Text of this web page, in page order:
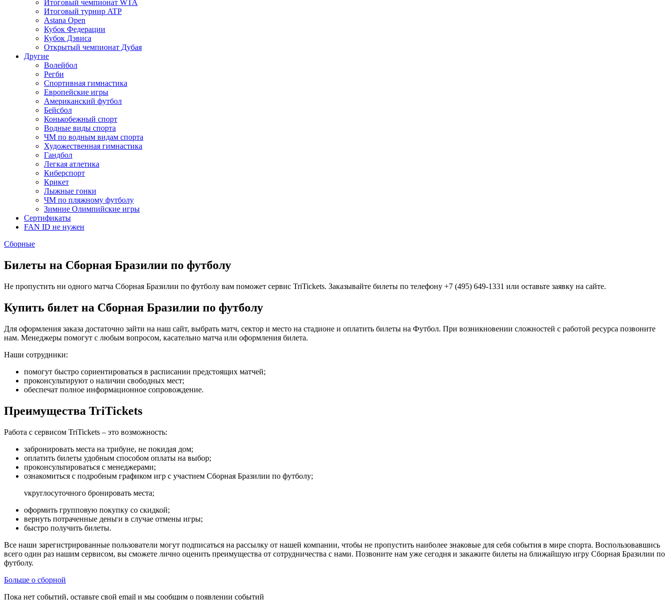
Итоговый чемпионат WTA
Итоговый турнир ATP
Astana Open
Кубок Федерации
Кубок Дэвиса
Открытый чемпионат Дубая
Другие
Волейбол
Регби
Спортивная гимнастика
Европейские игры
Американский футбол
Бейсбол
Конькобежный спорт
Водные виды спорта
ЧМ по водным видам спорта
Художественная гимнастика
Гандбол
Легкая атлетика
Киберспорт
Крикет
Лыжные гонки
ЧМ по пляжному футболу
Зимние Олимпийские игры
Сертификаты
FAN ID не нужен
Сборные
Билеты на Сборная Бразилии по футболу
Не пропустить ни одного матча Сборная Бразилии по футболу вам поможет сервис TriTickets. Заказывайте билеты по телефону +7 (495) 649-1331 или оставьте заявку на сайте.
Купить билет на Сборная Бразилии по футболу
Для оформления заказа достаточно зайти на наш сайт, выбрать матч, сектор и место на стадионе и оплатить билеты на Футбол. При возникновении сложностей с работой ресурса позвоните
нам. Менеджеры помогут с любым вопросом, касательно матча или оформления билета.
Наши сотрудники:
помогут быстро сориентироваться в расписании предстоящих матчей;
проконсультируют о наличии свободных мест;
обеспечат полное информационное сопровождение.
Преимущества TriTickets
Работа с сервисом TriTickets – это возможность:
забронировать места на трибуне, не покидая дом;
оплатить билеты удобным способом оплаты на выбор;
проконсультироваться с менеджерами;
ознакомиться с подробным графиком игр с участием Сборная Бразилии по футболу;
vкруглосуточного бронировать места;
оформить групповую покупку со скидкой;
вернуть потраченные деньги в случае отмены игры;
быстро получить билеты.
Все наши зарегистрированные пользователи могут подписаться на рассылку от нашей компании, чтобы не пропустить наиболее знаковые для себя события в мире спорта. Воспользовавшись
всего один раз нашим сервисом, вы сможете лично оценить преимущества от сотрудничества с нами. Позвоните нам уже сегодня и закажите билеты на ближайшую игру Сборная Бразилии по
футболу.
Больше о сборной
Пока нет событий, оставьте свой email и мы сообщим о появлении событий